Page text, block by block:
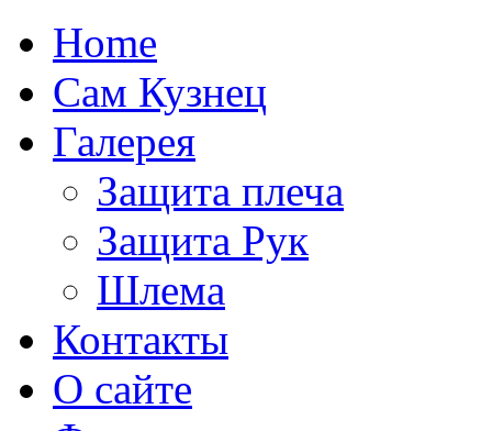
Home
Сам Кузнец
Галерея
Защита плеча
Защита Рук
Шлема
Контакты
О сайте